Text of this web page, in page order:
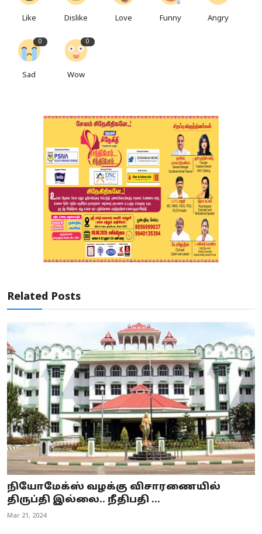
Like Dislike Love Funny Angry
0
Sad
0
Wow
Related Posts
நியோமேக்ஸ் வழக்கு விசாரணையில்
திருப்தி இல்லை.. நீதிபதி ...
Mar 21, 2024